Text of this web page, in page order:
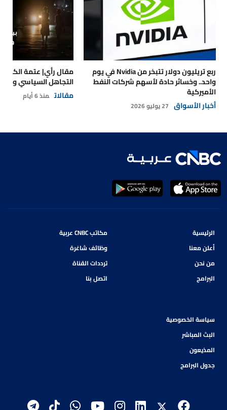
ربع تريليون دولار تتبخر من Nvidia في يوم
واحد.. وخسائر حادة لأسهم شركات النفط
الأميركية
أخبار الأسواق 27 يوليو 2026
مقال رأي| عتمة
التجاهل السياسي
مقالات منذ 6 أيام
الرئيسية
أعلن معنا
من نحن
البرامج
مكاتب CNBC عربية
وظائف شاغرة
ترددات القناة
اتصل بنا
سياسة الخصوصية
البث المباشر
المذيعون
جدول البرامج